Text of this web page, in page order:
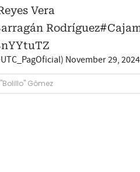
Vera
Rodríguez
November 29, 2024
Gómez